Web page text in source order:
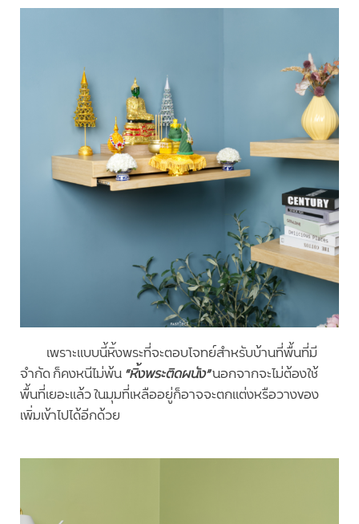
เพราะแบบนี้หิ้งพระที่จะตอบโจทย์สำหรับบ้านที่พื้นที่มี
จำกัด ก็คงหนีไม่พ้น“หิ้งพระติดผนัง”นอกจากจะไม่ต้องใช้
พื้นที่เยอะแล้ว ในมุมที่เหลืออยู่ก็อาจจะตกแต่งหรือวางของ
เพิ่มเข้าไปได้อีกด้วย